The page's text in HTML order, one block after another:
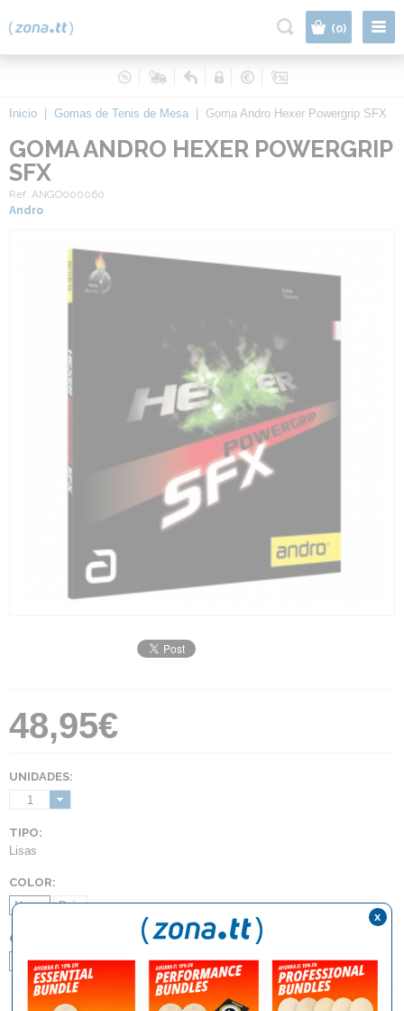
(0)
Inicio Gomas de Tenis de Mesa Goma Andro Hexer Powergrip SFX
GOMA ANDRO HEXER POWERGRIP
SFX
Ref. ANGO000060
Andro
48,95€
UNIDADES:
1
TIPO:
Lisas
COLOR:
Negro Rojo
GROSOR:
1.7 1.9 2.1
x